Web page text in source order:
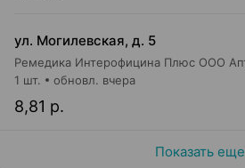
ул. Могилевская, д. 5
8,81 р.
1 шт. обновл. вчера
Показать еще